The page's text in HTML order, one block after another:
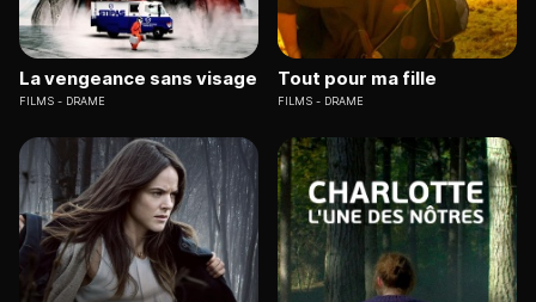
La vengeance sans visage
FILMS DRAME
Tout pour ma fille
FILMS DRAME